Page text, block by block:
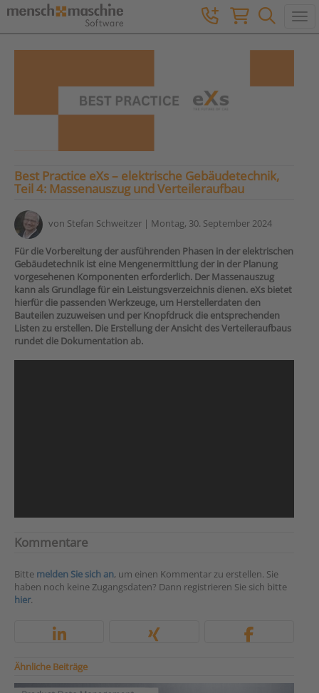
Best Practice eXs – elektrische Gebäudetechnik,
Teil 4: Massenauszug und Verteileraufbau
von Stefan Schweitzer | Montag, 30. September 2024
Für die Vorbereitung der ausführenden Phasen in der elektrischen
Gebäudetechnik ist eine Mengenermittlung der in der Planung
vorgesehenen Komponenten erforderlich. Der Massenauszug
kann als Grundlage für ein Leistungsverzeichnis dienen. eXs bietet
hierfür die passenden Werkzeuge, um Herstellerdaten den
Bauteilen zuzuweisen und per Knopfdruck die entsprechenden
Listen zu erstellen. Die Erstellung der Ansicht des Verteileraufbaus
rundet die Dokumentation ab.
Kommentare
Bitte melden Sie sich an, um einen Kommentar zu erstellen. Sie
haben noch keine Zugangsdaten? Dann registrieren Sie sich bitte
hier.
Ähnliche Beiträge